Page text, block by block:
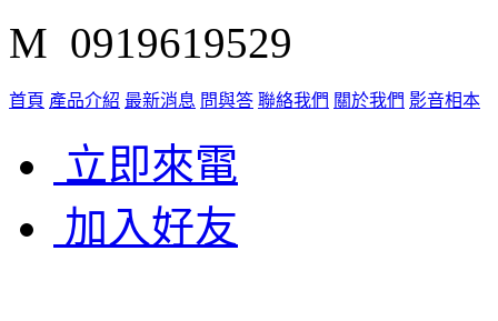
M 0919619529
首頁 產品介紹 最新消息 問與答 聯絡我們 關於我們 影音相本
立即來電
加入好友